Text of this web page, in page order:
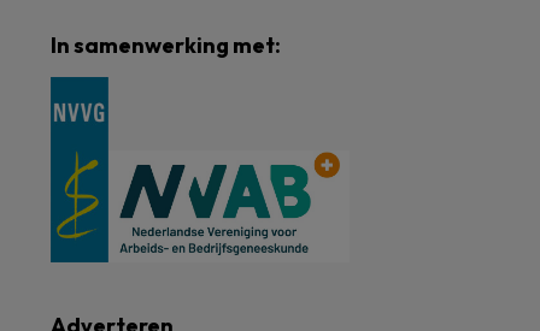
In samenwerking met: